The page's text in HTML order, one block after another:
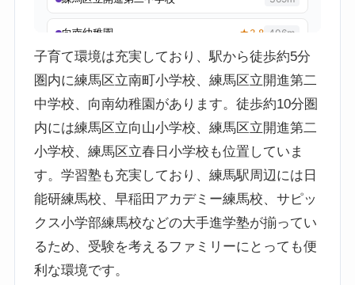
子育て環境は充実しており、駅から徒歩約5分
圏内に練馬区立南町小学校、練馬区立開進第二
中学校、向南幼稚園があります。徒歩約10分圏
内には練馬区立向山小学校、練馬区立開進第二
小学校、練馬区立春日小学校も位置していま
す。学習塾も充実しており、練馬駅周辺には日
能研練馬校、早稲田アカデミー練馬校、サピッ
クス小学部練馬校などの大手進学塾が揃ってい
るため、受験を考えるファミリーにとっても便
利な環境です。